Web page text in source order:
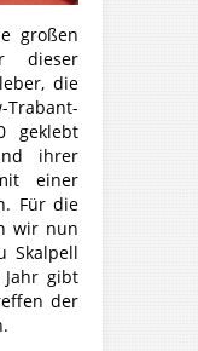
großen
dieser
die
geklebt
ihrer
einer
Für die
wir nun
Skalpell
Jahr gibt
der